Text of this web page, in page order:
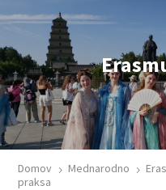
Domov 5 Mednarodno 5
praksa